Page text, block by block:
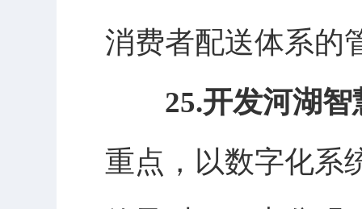
消费者配送体系的
25.开发河湖
重点，以数字化系